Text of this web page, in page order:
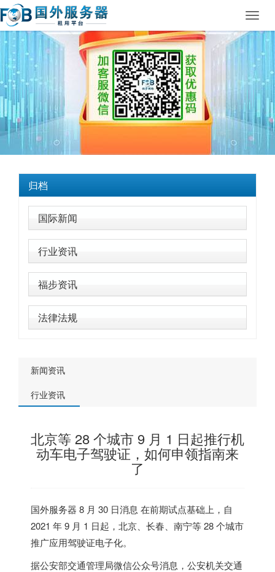
归档
国际新闻
行业资讯
福步资讯
法律法规
新闻资讯
行业资讯
北京等 28 个城市 9 月 1 日起推行机
动车电子驾驶证，如何申领指南来
了
国外服务器 8 月 30 日消息 在前期试点基础上，自
2021 年 9 月 1 日起，北京、长春、南宁等 28 个城市
推广应用驾驶证电子化。
据公安部交通管理局微信公众号消息， 公安机关交通